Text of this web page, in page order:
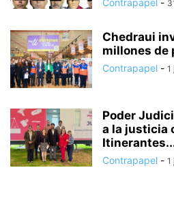
Contrapapel -
Chedraui
millones de
Contrapapel - 1
Poder
a la justicia
Contrapapel - 1